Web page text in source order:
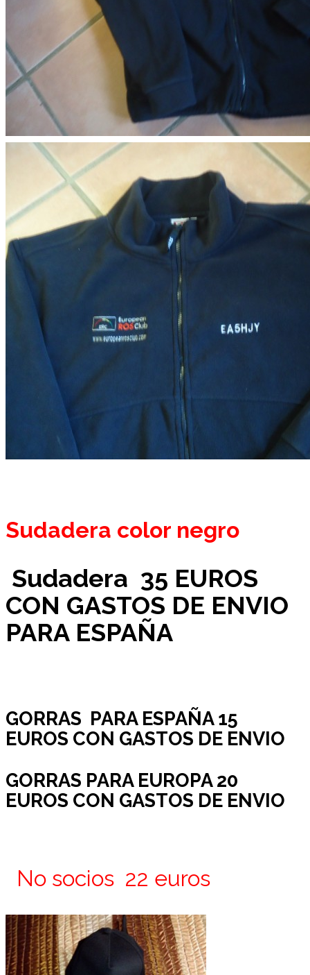
Sudadera color negro
Sudadera 35 EUROS
CON GASTOS DE ENVIO
PARA ESPAÑA
GORRAS PARA ESPAÑA 15
EUROS CON GASTOS DE ENVIO
GORRAS PARA EUROPA 20
EUROS CON GASTOS DE ENVIO
No socios 22 euros